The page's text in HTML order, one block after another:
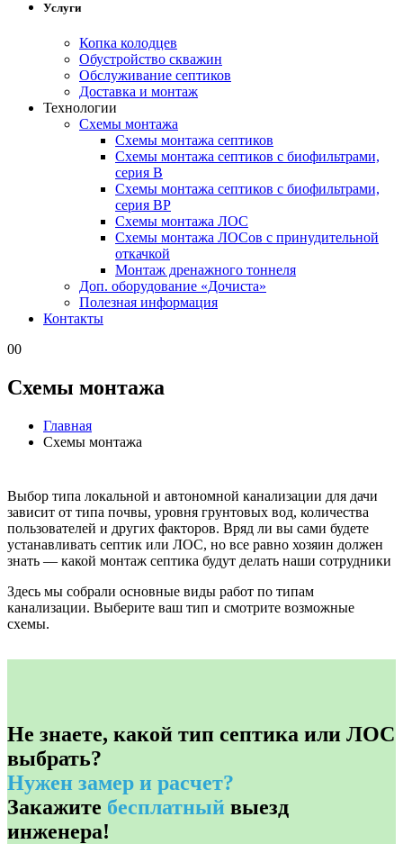
Услуги
Копка колодцев
Обустройство скважин
Обслуживание септиков
Доставка и монтаж
Технологии
Схемы монтажа
Схемы монтажа септиков
Схемы монтажа септиков с биофильтрами,
серия В
Схемы монтажа септиков с биофильтрами,
серия BP
Схемы монтажа ЛОС
Схемы монтажа ЛОСов с принудительной
откачкой
Монтаж дренажного тоннеля
Доп. оборудование «Дочиста»
Полезная информация
Контакты
00
Схемы монтажа
Главная
Схемы монтажа
Выбор типа локальной и автономной канализации для дачи
зависит от типа почвы, уровня грунтовых вод, количества
пользователей и других факторов. Вряд ли вы сами будете
устанавливать септик или ЛОС, но все равно хозяин должен
знать — какой монтаж септика будут делать наши сотрудники
Здесь мы собрали основные виды работ по типам
канализации. Выберите ваш тип и смотрите возможные
схемы.
Не знаете, какой тип септика или ЛОС
выбрать?
Нужен замер и расчет?
Закажите бесплатный выезд
инженера!